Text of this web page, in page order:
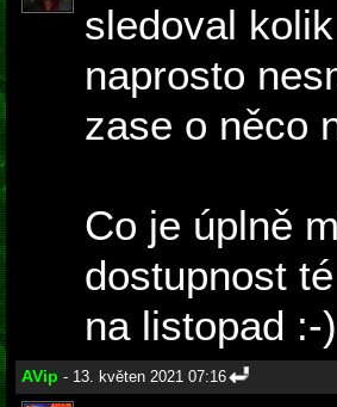
sledoval
naprosto
zase o něco
Co je úplně
dostupnost
na listopad :-)
AVip - 13. květen 2021 07:16